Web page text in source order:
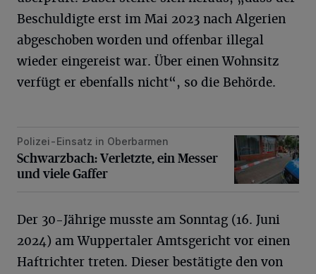
Beschuldigte erst im Mai 2023 nach Algerien
abgeschoben worden und offenbar illegal
wieder eingereist war. Über einen Wohnsitz
verfügt er ebenfalls nicht“, so die Behörde.
Schwarzbach: Verletzte, ein Messer und viele Gaffer
Polizei-Einsatz in Oberbarmen
Schwarzbach: Verletzte, ein Messer
und viele Gaffer
Der 30-Jährige musste am Sonntag (16. Juni
2024) am Wuppertaler Amtsgericht vor einen
Haftrichter treten. Dieser bestätigte den von